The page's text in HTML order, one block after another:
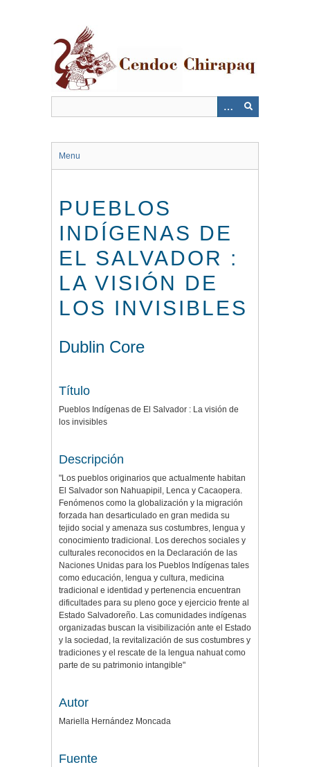
Menu
PUEBLOS
INDÍGENAS DE
EL SALVADOR :
LA VISIÓN DE
LOS INVISIBLES
Dublin Core
Título
Pueblos Indígenas de El Salvador : La visión de
los invisibles
Descripción
"Los pueblos originarios que actualmente habitan
El Salvador son Nahuapipil, Lenca y Cacaopera.
Fenómenos como la globalización y la migración
forzada han desarticulado en gran medida su
tejido social y amenaza sus costumbres, lengua y
conocimiento tradicional. Los derechos sociales y
culturales reconocidos en la Declaración de las
Naciones Unidas para los Pueblos Indígenas tales
como educación, lengua y cultura, medicina
tradicional e identidad y pertenencia encuentran
dificultades para su pleno goce y ejercicio frente al
Estado Salvadoreño. Las comunidades indígenas
organizadas buscan la visibilización ante el Estado
y la sociedad, la revitalización de sus costumbres y
tradiciones y el rescate de la lengua nahuat como
parte de su patrimonio intangible"
Autor
Mariella Hernández Moncada
Fuente